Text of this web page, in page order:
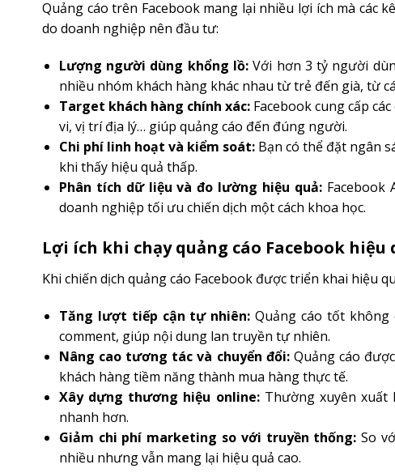
Quảng cáo trên Facebook mang lại nhiều lợi ích mà các
do doanh nghiệp nên đầu tư:
Lượng người dùng khổng lồ:Với hơn 3 tỷ người
nhiều nhóm khách hàng khác nhau từ trẻ đến già, từ
Target khách hàng chính xác:Facebook cung cấp
vi, vị trí địa lý… giúp quảng cáo đến đúng người.
Chi phí linh hoạt và kiểm soát:Bạn có thể đặt ngân
khi thấy hiệu quả thấp.
Phân tích dữ liệu và đo lường hiệu quả: Facebook
doanh nghiệp tối ưu chiến dịch một cách khoa học.
Lợi ích khi chạy quảng cáo Facebook hiệu
Khi chiến dịch quảng cáo Facebook được triển khai hiệu
Tăng lượt tiếp cận tự nhiên: Quảng cáo tốt không
comment, giúp nội dung lan truyền tự nhiên.
Nâng cao tương tác và chuyển đổi:Quảng cáo
khách hàng tiềm năng thành mua hàng thực tế.
Xây dựng thương hiệu online:Thường xuyên xuất
nhanh hơn.
Giảm chi phí marketing so với truyền thống: So
nhiều nhưng vẫn mang lại hiệu quả cao.